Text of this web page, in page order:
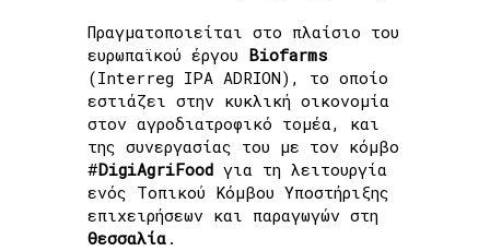
Πραγματοποιείται στο πλαίσιο του
ευρωπαϊκού έργου Biofarms
(Interreg IPA ADRION), το οποίο
εστιάζει στην κυκλική οικονομία
στον αγροδιατροφικό τομέα, και
της συνεργασίας του με τον κόμβο
#DigiAgriFood για τη λειτουργία
ενός Τοπικού Κόμβου Υποστήριξης
επιχειρήσεων και παραγωγών στη
Θεσσαλία .